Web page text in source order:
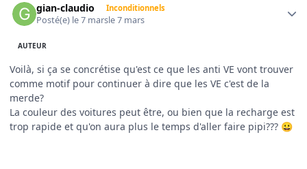
gian-claudio Inconditionnels
Posté(e) le 7 marsle 7 mars
AUTEUR
Voilà, si ça se concrétise qu'est ce que les anti VE vont trouver
comme motif pour continuer à dire que les VE c'est de la
merde?
La couleur des voitures peut être, ou bien que la recharge est
trop rapide et qu'on aura plus le temps d'aller faire pipi??? 😀